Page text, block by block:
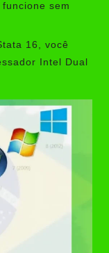
sem
16, você
Intel Dual